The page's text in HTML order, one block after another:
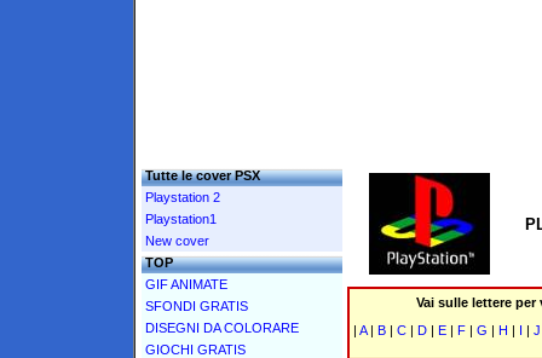
Tutte le cover PSX
Playstation 2
Playstation1
New cover
TOP
GIF ANIMATE
SFONDI GRATIS
DISEGNI DA COLORARE
GIOCHI GRATIS
Vai sulle lettere
| A | B | C | D | E | F | G | H | I |